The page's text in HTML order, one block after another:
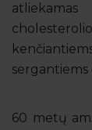
60 metų